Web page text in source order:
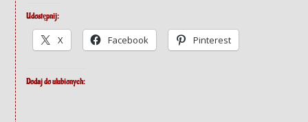
Udostępnij:
X Facebook Pinterest
Dodaj do ulubionych: